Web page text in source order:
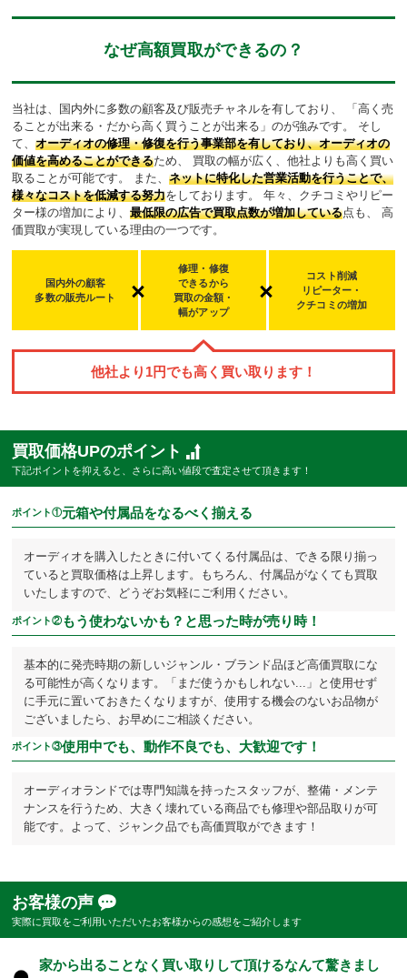
なぜ高額買取ができるの？
当社は、国内外に多数の顧客及び販売チャネルを有しており、
「高く売
ることが出来る・だから高く買うことが出来る」のが強みです。
そし
て、オーディオの修理・修復を行う事業部を有しており、オーディオの
価値を高めることができるため、
買取の幅が広く、他社よりも高く買い
取ることが可能です。
また、ネットに特化した営業活動を行うことで、
様々なコストを低減する努力をしております。
年々、クチコミやリピー
ター様の増加により、最低限の広告で買取点数が増加している点も、
高
価買取が実現している理由の一つです。
国内外の顧客
多数の販売ルート
修理・修復
できるから
買取の金額・
幅がアップ
コスト削減
リピーター・
クチコミの増加
他社より 1円でも高く買い取ります！
買取価格UPのポイント
下記ポイントを抑えると、さらに高い値段で査定させて頂きます！
ポイント①元箱や付属品をなるべく揃える
オーディオを購入したときに付いてくる付属品は、できる限り揃っ
ていると買取価格は上昇します。もちろん、付属品がなくても買取
いたしますので、どうぞお気軽にご利用ください。
ポイント②もう使わないかも？と思った時が売り時！
基本的に発売時期の新しいジャンル・ブランド品ほど高価買取にな
る可能性が高くなります。「まだ使うかもしれない...」と使用せず
に手元に置いておきたくなりますが、使用する機会のないお品物が
ございましたら、お早めにご相談ください。
ポイント③使用中でも、動作不良でも、大歓迎です！
オーディオランドでは専門知識を持ったスタッフが、整備・メンテ
ナンスを行うため、大きく壊れている商品でも修理や部品取りが可
能です。よって、ジャンク品でも高価買取ができます！
お客様の声
実際に買取をご利用いただいたお客様からの感想をご紹介します
家から出ることなく買い取りして頂けるなんて驚きまし